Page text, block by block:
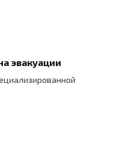
эвакуации